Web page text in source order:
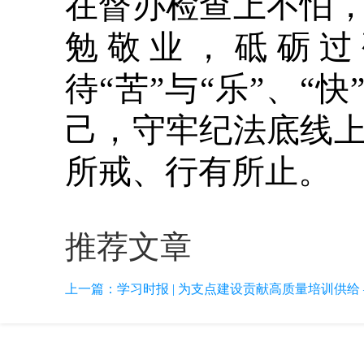
勉敬业，砥砺
待“苦”与“乐”、“
己，守牢纪法底线
所戒、行有所止。
推荐文章
上一篇： 学习时报 | 为支点建设贡献高质量培训供